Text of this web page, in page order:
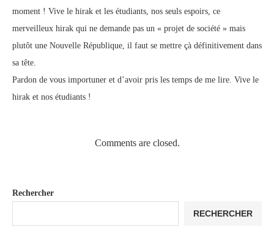
moment ! Vive le hirak et les étudiants, nos seuls espoirs, ce
merveilleux hirak qui ne demande pas un « projet de société » mais
plutôt une Nouvelle République, il faut se mettre çà définitivement dans
sa tête.
Pardon de vous importuner et d’avoir pris les temps de me lire. Vive le
hirak et nos étudiants !
Comments are closed.
Rechercher
RECHERCHER